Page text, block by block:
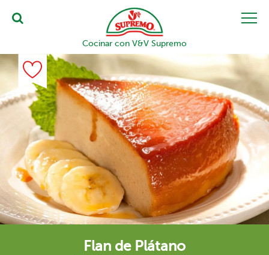
Cocinar con V&V Supremo
Flan de Plátano